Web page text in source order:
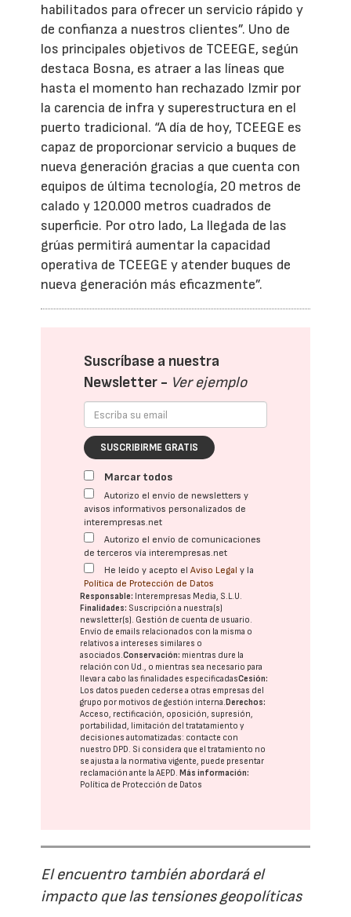
habilitados para ofrecer un servicio rápido y
de confianza a nuestros clientes”. Uno de
los principales objetivos de TCEEGE, según
destaca Bosna, es atraer a las líneas que
hasta el momento han rechazado Izmir por
la carencia de infra y superestructura en el
puerto tradicional. “A día de hoy, TCEEGE es
capaz de proporcionar servicio a buques de
nueva generación gracias a que cuenta con
equipos de última tecnología, 20 metros de
calado y 120.000 metros cuadrados de
superficie. Por otro lado, La llegada de las
grúas permitirá aumentar la capacidad
operativa de TCEEGE y atender buques de
nueva generación más eficazmente”.
Suscríbase a nuestra
Newsletter - Ver ejemplo
SUSCRIBIRME GRATIS
Marcar todos
Autorizo el envío de newsletters y
avisos informativos personalizados de
interempresas.net
Autorizo el envío de comunicaciones
de terceros vía interempresas.net
He leído y acepto elAviso Legal y la
Política de Protección de Datos
Responsable: Interempresas Media, S.L.U.
Finalidades: Suscripción a nuestra(s)
newsletter(s). Gestión de cuenta de usuario.
Envío de emails relacionados con la misma o
relativos a intereses similares o
asociados.Conservación: mientras dure la
relación con Ud., o mientras sea necesario para
llevar a cabo las finalidades especificadasCesión:
Los datos pueden cederse a otras empresas del
grupo por motivos de gestión interna. Derechos:
Acceso, rectificación, oposición, supresión,
portabilidad, limitación del tratatamiento y
decisiones automatizadas: contacte con
nuestro DPD. Si considera que el tratamiento no
se ajusta a la normativa vigente, puede presentar
reclamación ante laAEPD. Más información:
Política de Protección de Datos
El encuentro también abordará el
impacto que las tensiones geopolíticas